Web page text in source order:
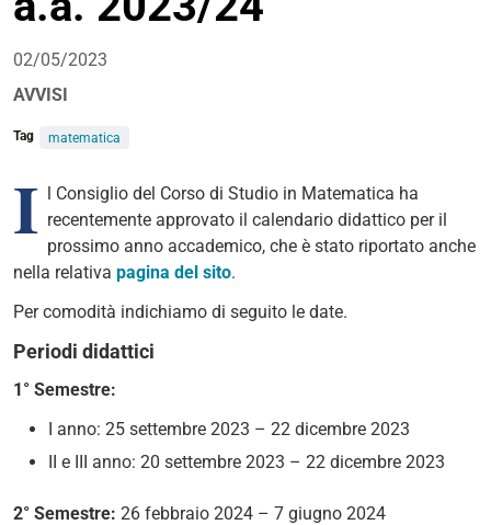
02/05/2023
AVVISI
Tag matematica
I l Consiglio del Corso di Studio in Matematica ha
recentemente approvato il calendario didattico per il
prossimo anno accademico, che è stato riportato anche
nella relativa pagina del sito.
Per comodità indichiamo di seguito le date.
Periodi didattici
1° Semestre:
I anno: 25 settembre 2023 – 22 dicembre 2023
II e III anno: 20 settembre 2023 – 22 dicembre 2023
2° Semestre: 26 febbraio 2024 – 7 giugno 2024